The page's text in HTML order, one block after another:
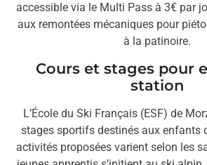
accessible via le Multi Pass à 3€ par
aux remontées mécaniques pour
à la patinoire.
Cours et stages pour
station
L’École du Ski Français (ESF) de
stages sportifs destinés aux enfants
activités proposées varient selon les